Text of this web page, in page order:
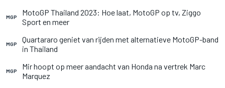
MGP
MotoGP Thailand 2023: Hoe laat, MotoGP op tv, Ziggo
Sport en meer
MGP
Quartararo geniet van rijden met alternatieve MotoGP-band
in Thailand
MGP
Mir hoopt op meer aandacht van Honda na vertrek Marc
Marquez